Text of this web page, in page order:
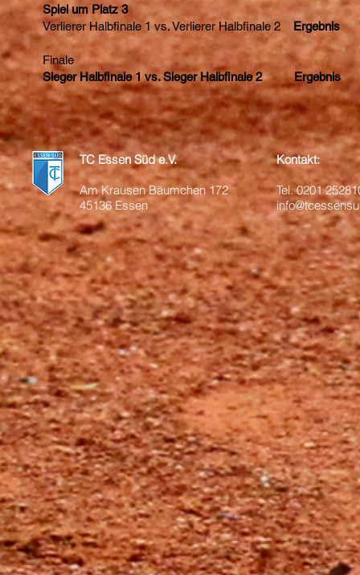
Spiel um Platz 3
Verlierer Halbfinale 1 vs. Verlierer Halbfinale 2 Ergebnis
Finale
Sieger Halbfinale 1 vs. Sieger Halbfinale 2 Ergebnis
TC Essen Süd e.V.
Am Krausen Bäumchen 172
45136 Essen
Kontakt:
Tel.0201